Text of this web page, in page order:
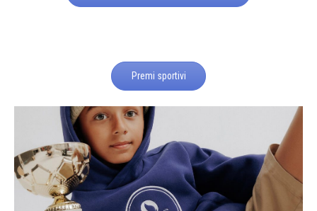
Premi sportivi